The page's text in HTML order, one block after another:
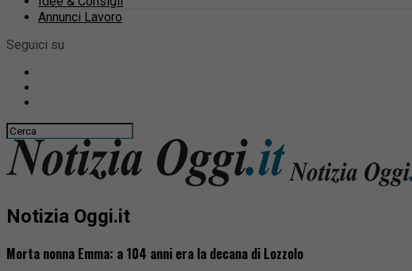
Annunci Lavoro
Seguici su
Notizia Oggi.it
Morta nonna Emma: a 104 anni era la decana di Lozzolo